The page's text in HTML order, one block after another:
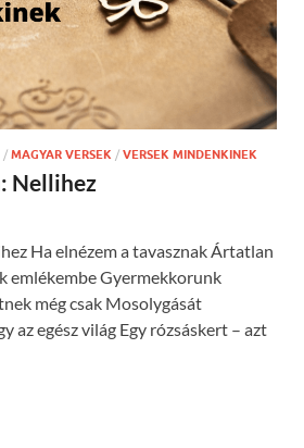
/ MAGYAR VERSEK / VERSEK MINDENKINEK
Nellihez
Ha elnézem a tavasznak Ártatlan
emlékembe Gyermekkorunk
még csak Mosolygását
az egész világ Egy rózsáskert – azt